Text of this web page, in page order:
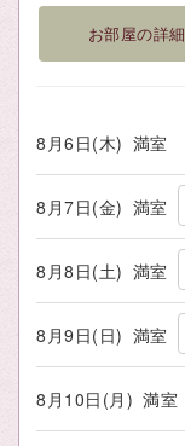
お部屋の詳細
8月6日(木) 満室
8月7日(金) 満室
8月8日(土) 満室
8月9日(日) 満室
8月10日(月) 満室